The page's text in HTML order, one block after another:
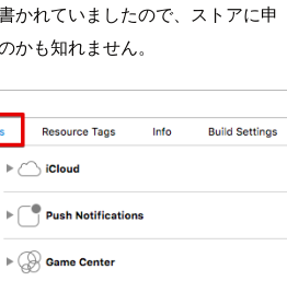
かれていましたので、ストアに申
かも知れません。